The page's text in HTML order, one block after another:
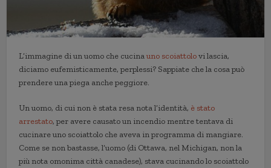
L’immagine di un uomo che cucinauno scoiattolovi lascia,
diciamo eufemisticamente, perplessi? Sappiate che la cosa può
prendere una piega anche peggiore.
Un uomo, di cui non è stata resa nota l’identità, è stato
arrestato, per avere causato un incendio mentre tentava di
cucinare uno scoiattolo che aveva in programma di mangiare.
Come se non bastasse, l’uomo (di Ottawa, nel Michigan, non la
più nota omonima città canadese), stava cucinando lo scoiattolo